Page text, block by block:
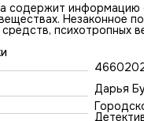
содержит информацию
Незаконное
психотропных
здоровью, их
и анималы живут
и ездят на тех же
ценят человеческую
смертью. Однако
из Министерства
Дарья